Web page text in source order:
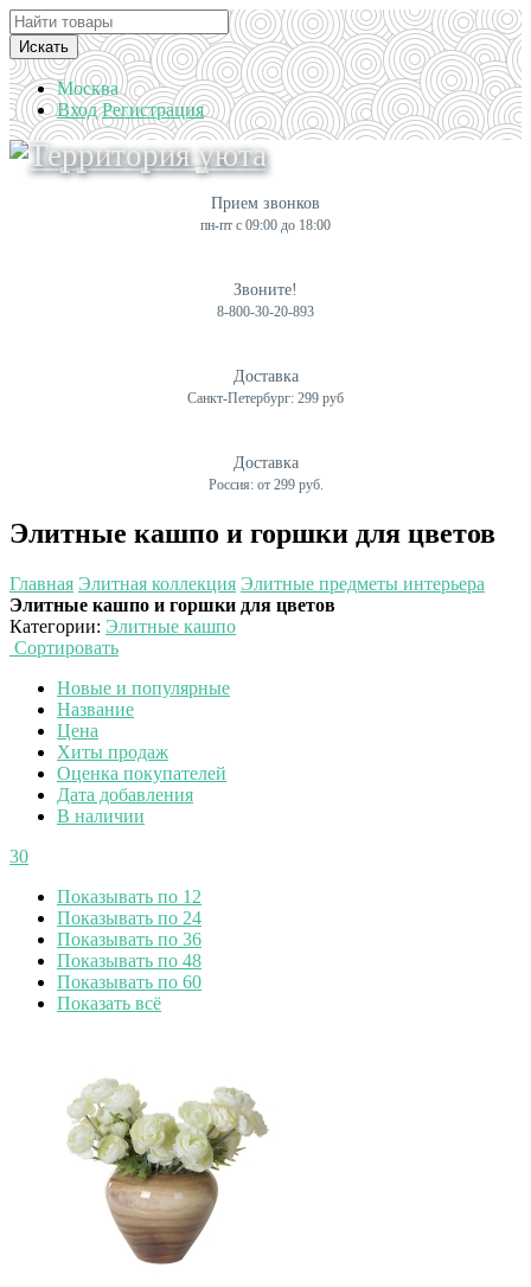
Искать
Москва
Вход Регистрация
Прием звонков
пн-пт с 09:00 до 18:00
Звоните!
8-800-30-20-893
Доставка
Санкт-Петербург: 299 руб
Доставка
Россия: от 299 руб.
Элитные кашпо и горшки для цветов
Главная Элитная коллекция Элитные предметы интерьера
Элитные кашпо и горшки для цветов
Категории: Элитные кашпо
Сортировать
Новые и популярные
Название
Цена
Хиты продаж
Оценка покупателей
Дата добавления
В наличии
30
Показывать по 12
Показывать по 24
Показывать по 36
Показывать по 48
Показывать по 60
Показать всё